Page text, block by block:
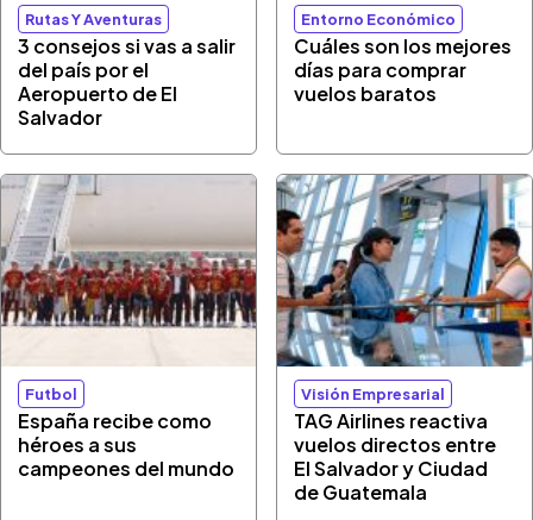
Rutas Y Aventuras
3 consejos si vas a salir
del país por el
Aeropuerto de El
Salvador
Entorno Económico
Cuáles son los mejores
días para comprar
vuelos baratos
Futbol
España recibe como
héroes a sus
campeones del mundo
Visión Empresarial
TAG Airlines reactiva
vuelos directos entre
El Salvador y Ciudad
de Guatemala